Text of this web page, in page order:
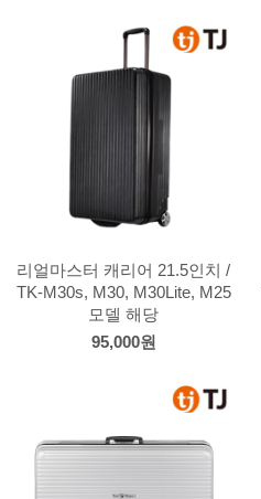
리얼마스터 캐리어 21.5인치 /
TK-M30s, M30, M30Lite, M25
모델 해당
95,000원